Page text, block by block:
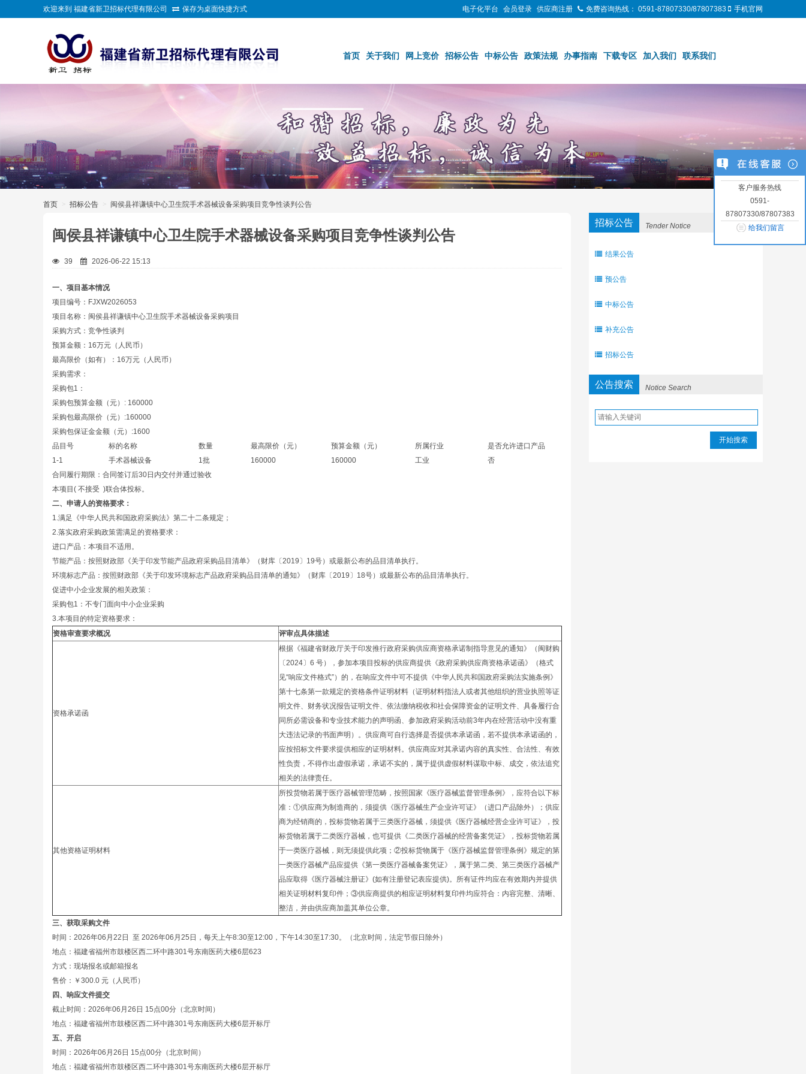
电子化平台 会员登录 供应商注册 免费咨询热线： 0591-87807330/87807383 手机官网
欢迎来到 福建省新卫招标代理有限公司 保存为桌面快捷方式
首页 关于我们 网上竞价 招标公告 中标公告 政策法规 办事指南 下载专区 加入我们 联系我们
首页 > 招标公告 > 闽侯县祥谦镇中心卫生院手术器械设备采购项目竞争性谈判公告
闽侯县祥谦镇中心卫生院手术器械设备采购项目竞争性谈判公告
39 2026-06-22 15:13
一、项目基本情况
项目编号：FJXW2026053
项目名称：闽侯县祥谦镇中心卫生院手术器械设备采购项目
采购方式：竞争性谈判
预算金额：16万元（人民币）
最高限价（如有）：16万元（人民币）
采购需求：
采购包1：
采购包预算金额（元）: 160000
采购包最高限价（元）:160000
采购包保证金金额（元）:1600
品目号
标的名称 数量 最高限价（元） 预算金额（元） 所属行业
是否允许进口产品
1-1
手术器械设备 1批 160000 160000 工业
否
合同履行期限：合同签订后30日内交付并通过验收
本项目( 不接受 )联合体投标。
二、申请人的资格要求：
1.满足《中华人民共和国政府采购法》第二十二条规定；
2.落实政府采购政策需满足的资格要求：
进口产品：本项目不适用。
节能产品：按照财政部《关于印发节能产品政府采购品目清单》（财库〔2019〕19号）或最新公布的品目清单执行。
环境标志产品：按照财政部《关于印发环境标志产品政府采购品目清单的通知》（财库〔2019〕18号）或最新公布的品目清单执行。
促进中小企业发展的相关政策：
采购包1：不专门面向中小企业采购
3.本项目的特定资格要求：
资格审查要求概况
评审点具体描述
资格承诺函
根据《福建省财政厅关于印发推行政府采购供应商资格承诺制指导意见的通知》（闽财购
〔2024〕6 号），参加本项目投标的供应商提供《政府采购供应商资格承诺函》（格式
见“响应文件格式”）的，在响应文件中可不提供《中华人民共和国政府采购法实施条例》
第十七条第一款规定的资格条件证明材料（证明材料指法人或者其他组织的营业执照等证
明文件、财务状况报告证明文件、依法缴纳税收和社会保障资金的证明文件、具备履行合
同所必需设备和专业技术能力的声明函、参加政府采购活动前3年内在经营活动中没有重
大违法记录的书面声明）。供应商可自行选择是否提供本承诺函，若不提供本承诺函的，
应按招标文件要求提供相应的证明材料。供应商应对其承诺内容的真实性、合法性、有效
性负责，不得作出虚假承诺，承诺不实的，属于提供虚假材料谋取中标、成交，依法追究
相关的法律责任。
其他资格证明材料
所投货物若属于医疗器械管理范畴，按照国家《医疗器械监督管理条例》，应符合以下标
准：①供应商为制造商的，须提供《医疗器械生产企业许可证》（进口产品除外）；供应
商为经销商的，投标货物若属于三类医疗器械，须提供《医疗器械经营企业许可证》，投
标货物若属于二类医疗器械，也可提供《二类医疗器械的经营备案凭证》，投标货物若属
于一类医疗器械，则无须提供此项；②投标货物属于《医疗器械监督管理条例》规定的第
一类医疗器械产品应提供《第一类医疗器械备案凭证》，属于第二类、第三类医疗器械产
品应取得《医疗器械注册证》(如有注册登记表应提供)。所有证件均应在有效期内并提供
相关证明材料复印件；③供应商提供的相应证明材料复印件均应符合：内容完整、清晰、
整洁，并由供应商加盖其单位公章。
三、获取采购文件
时间：2026年06月22日 至 2026年06月25日，每天上午8:30至12:00，下午14:30至17:30。（北京时间，法定节假日除外）
地点：福建省福州市鼓楼区西二环中路301号东南医药大楼6层623
方式：现场报名或邮箱报名
售价：￥300.0 元（人民币）
四、响应文件提交
截止时间：2026年06月26日 15点00分（北京时间）
地点：福建省福州市鼓楼区西二环中路301号东南医药大楼6层开标厅
五、开启
时间：2026年06月26日 15点00分（北京时间）
地点：福建省福州市鼓楼区西二环中路301号东南医药大楼6层开标厅
招标公告 Tender Notice
结果公告
预公告
中标公告
补充公告
招标公告
公告搜索 Notice Search
开始搜索
客户服务热线
0591-
87807330/87807383
给我们留言